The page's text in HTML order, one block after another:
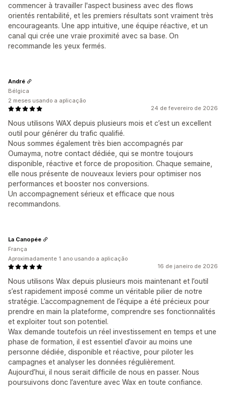
commencer à travailler l'aspect business avec des flows
orientés rentabilité, et les premiers résultats sont vraiment très
encourageants. Une app intuitive, une équipe réactive, et un
canal qui crée une vraie proximité avec sa base. On
recommande les yeux fermés.
24 de fevereiro de 2026
Nous utilisons WAX depuis plusieurs mois et c’est un excellent
outil pour générer du trafic qualifié.
Nous sommes également très bien accompagnés par
Oumayma, notre contact dédiée, qui se montre toujours
disponible, réactive et force de proposition. Chaque semaine,
elle nous présente de nouveaux leviers pour optimiser nos
performances et booster nos conversions.
Un accompagnement sérieux et efficace que nous
recommandons.
André
Bélgica
2 meses usando a aplicação
16 de janeiro de 2026
Nous utilisons Wax depuis plusieurs mois maintenant et l’outil
s’est rapidement imposé comme un véritable pilier de notre
stratégie. L’accompagnement de l’équipe a été précieux pour
prendre en main la plateforme, comprendre ses fonctionnalités
et exploiter tout son potentiel.
Wax demande toutefois un réel investissement en temps et une
phase de formation, il est essentiel d’avoir au moins une
personne dédiée, disponible et réactive, pour piloter les
campagnes et analyser les données régulièrement.
Aujourd’hui, il nous serait difficile de nous en passer. Nous
poursuivons donc l’aventure avec Wax en toute confiance.
La Canopée
França
Aproximadamente 1 ano usando a aplicação